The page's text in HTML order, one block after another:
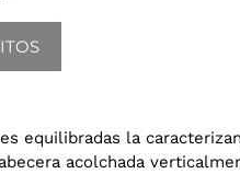
equilibradas la
acolchada